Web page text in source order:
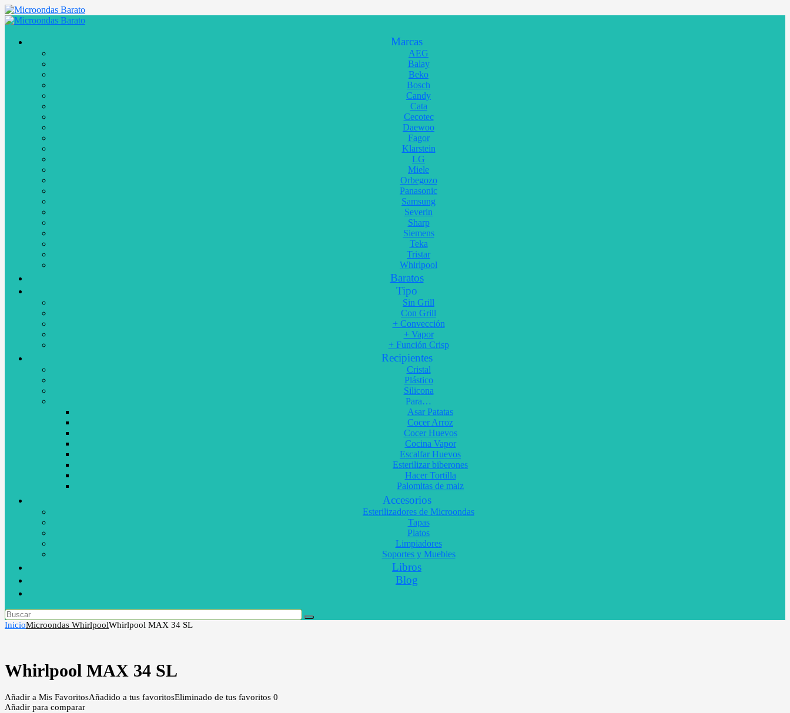
Marcas
AEG
Balay
Beko
Bosch
Candy
Cata
Cecotec
Daewoo
Fagor
Klarstein
LG
Miele
Orbegozo
Panasonic
Samsung
Severin
Sharp
Siemens
Teka
Tristar
Whirlpool
Baratos
Tipo
Sin Grill
Con Grill
+ Convección
+ Vapor
+ Función Crisp
Recipientes
Cristal
Plástico
Silicona
Para…
Asar Patatas
Cocer Arroz
Cocer Huevos
Cocina Vapor
Escalfar Huevos
Esterilizar biberones
Hacer Tortilla
Palomitas de maiz
Accesorios
Esterilizadores de Microondas
Tapas
Platos
Limpiadores
Soportes y Muebles
Libros
Blog
InicioMicroondas WhirlpoolWhirlpool MAX 34 SL
Whirlpool MAX 34 SL
Añadir a Mis FavoritosAñadido a tus favoritosEliminado de tus favoritos 0
Añadir para comparar